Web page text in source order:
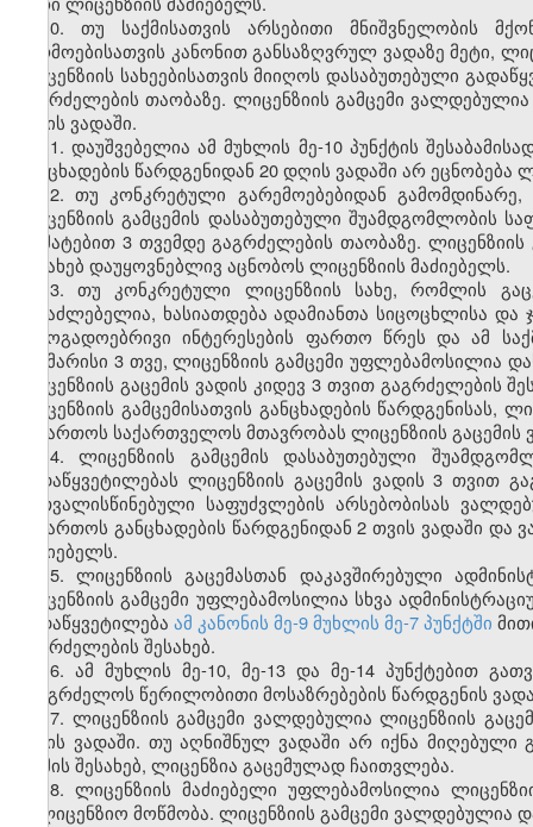
10. თუ საქმისათვის არსებითი მნიშვნელობის
წარმოებისათვის კანონით განსაზღვრულ ვადაზე მეტი,
ლიცენზიის სახეებისათვის მიიღოს დასაბუთებული
გაგრძელების თაობაზე. ლიცენზიის გამცემი
დღის ვადაში.
11. დაუშვებელია ამ მუხლის მე-10 პუნქტის
განცხადების წარდგენიდან 20 დღის ვადაში არ
12. თუ კონკრეტული გარემოებებიდან
ლიცენზიის გამცემის დასაბუთებული შუამდგომლობის
დამატებით 3 თვემდე გაგრძელების თაობაზე.
შესახებ დაუყოვნებლივ აცნობოს ლიცენზიის მაძიებელს.
13. თუ კონკრეტული ლიცენზიის სახე, რომლის
შესაძლებელია, ხასიათდება ადამიანთა სიცოცხლისა
საზოგადოებრივი ინტერესების ფართო წრეს და ამ
საკმარისი 3 თვე, ლიცენზიის გამცემი
ლიცენზიის გაცემის ვადის კიდევ 3 თვით გაგრძელების
ლიცენზიის გამცემისათვის განცხადების
მიმართოს საქართველოს მთავრობას ლიცენზიის გაცემის
14. ლიცენზიის გამცემის დასაბუთებული
გადაწყვეტილებას ლიცენზიის გაცემის ვადის 3 თვით
გათვალისწინებული საფუძვლების არსებობისას
მიმართოს განცხადების წარდგენიდან 2 თვის ვადაში
მაძიებელს.
15. ლიცენზიის გაცემასთან დაკავშირებული
ლიცენზიის გამცემი უფლებამოსილია სხვა
გადაწყვეტილება ამ კანონის მე-9 მუხლის მე-7 პუნქტში
გაგრძელების შესახებ.
16. ამ მუხლის მე-10, მე-13 და მე-14 პუნქტებით
გააგრძელოს წერილობითი მოსაზრებების წარდგენის
17. ლიცენზიის გამცემი ვალდებულია ლიცენზიის
დღის ვადაში. თუ აღნიშნულ ვადაში არ იქნა მიღებული
თქმის შესახებ, ლიცენზია გაცემულად ჩაითვლება.
18. ლიცენზიის მაძიებელი უფლებამოსილია
სალიცენზიო მოწმობა. ლიცენზიის გამცემი ვალდებულია